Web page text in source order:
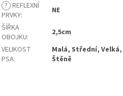
? REFLEXNÍ
PRVKY:
NE
ŠÍŘKA
OBOJKU:
2,5cm
VELIKOST
PSA:
Malá, Střední, Velká,
Štěně